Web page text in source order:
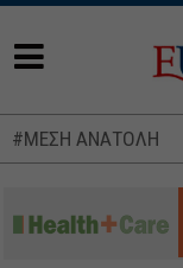
#ΜΕΣΗ ΑΝΑΤΟΛΗ